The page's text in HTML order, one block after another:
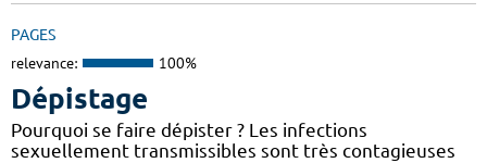
PAGES
relevance: 100%
Dépistage
Pourquoi se faire dépister ? Les infections
sexuellement transmissibles sont très contagieuses